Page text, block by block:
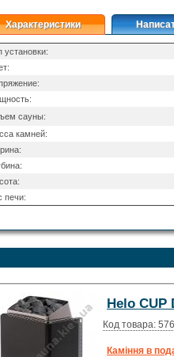
Характеристики
установки:
сауны:
камней:
печи:
Helo CUP
Код товара: 576
Каміння в